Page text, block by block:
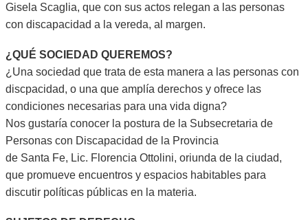
Gisela Scaglia, que con sus actos relegan a las personas
con discapacidad a la vereda, al margen.
¿QUÉ SOCIEDAD QUEREMOS?
¿Una sociedad que trata de esta manera a las personas con
discpacidad, o una que amplía derechos y ofrece las
condiciones necesarias para una vida digna?
Nos gustaría conocer la postura de la Subsecretaria de
Personas con Discapacidad de la Provincia
de Santa Fe, Lic. Florencia Ottolini, oriunda de la ciudad,
que promueve encuentros y espacios habitables para
discutir políticas públicas en la materia.